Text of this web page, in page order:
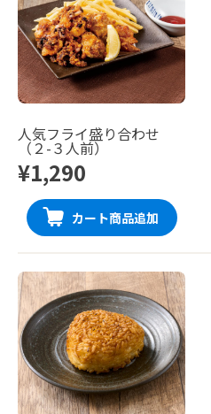
人気フライ盛り合わせ
（２-３人前）
¥1,290
カート商品追加